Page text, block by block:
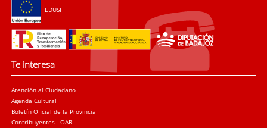
EDUSI
Te interesa
Atención al Ciudadano
Agenda Cultural
Boletín Oficial de la Provincia
Contribuyentes - OAR